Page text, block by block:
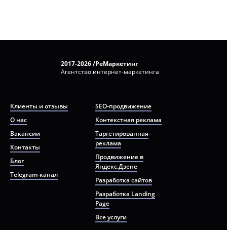
2017-2026 /РеМаркетинг
Агентство интернет-маркетинга
Клиенты и отзывы
О нас
Вакансии
Контакты
Блог
Telegram-канал
SEO-продвижение
Контекстная реклама
Таргетированная
реклама
Продвижение в
Яндекс.Дзене
Разработка сайтов
Разработка Landing
Page
Все услуги